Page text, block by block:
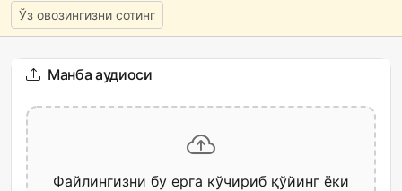
Ўз овозингизни сотинг
Манба аудиоси
Файлингизни бу ерга кўчириб қўйинг ёки